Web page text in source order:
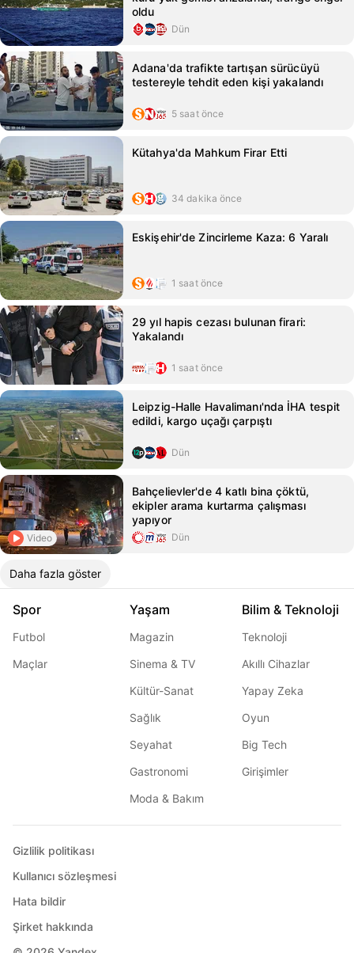
oldu
Dün
Adana'da trafikte tartışan sürücüyü
testereyle tehdit eden kişi yakalandı
5 saat önce
Kütahya'da Mahkum Firar Etti
34 dakika önce
Eskişehir'de Zincirleme Kaza: 6 Yaralı
1 saat önce
29 yıl hapis cezası bulunan firari:
Yakalandı
1 saat önce
Leipzig-Halle Havalimanı'nda İHA tespit
edildi, kargo uçağı çarpıştı
Dün
Video
Bahçelievler'de 4 katlı bina çöktü,
ekipler arama kurtarma çalışması
yapıyor
Dün
Daha fazla göster
Spor
Futbol
Maçlar
Yaşam
Magazin
Sinema & TV
Kültür-Sanat
Sağlık
Seyahat
Gastronomi
Moda & Bakım
Bilim & Teknoloji
Teknoloji
Akıllı Cihazlar
Yapay Zeka
Oyun
Big Tech
Girişimler
Gizlilik politikası
Kullanıcı sözleşmesi
Hata bildir
Şirket hakkında